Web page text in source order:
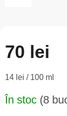
70 lei
Evaluare
14 lei / 100 ml
În stoc (8